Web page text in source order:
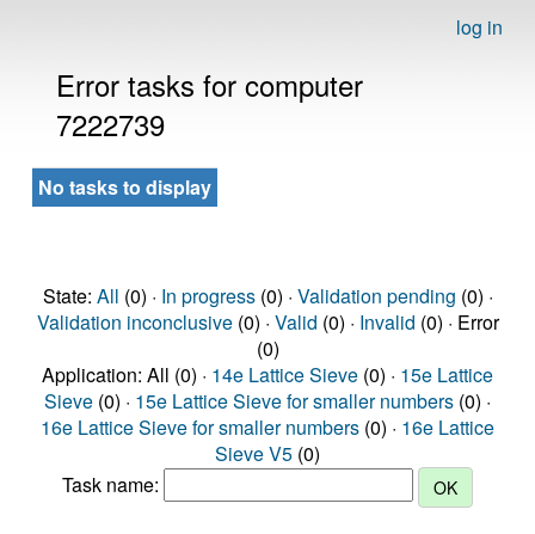
log in
Error tasks for computer
7222739
No tasks to display
State: All (0) · In progress(0) · Validation pending (0) ·
Validation inconclusive(0) · Valid (0) · Invalid (0) · Error
(0)
Application: All (0) · 14e Lattice Sieve (0) · 15e Lattice
Sieve (0) · 15e Lattice Sieve for smaller numbers (0) ·
16e Lattice Sieve for smaller numbers (0) · 16e Lattice
Sieve V5 (0)
Task name: